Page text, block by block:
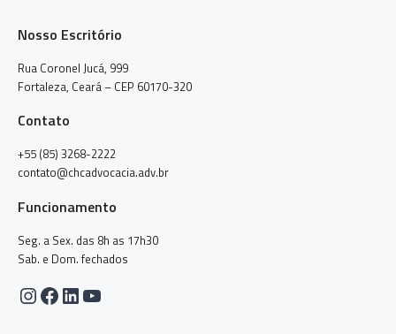
Nosso Escritório
Rua Coronel Jucá, 999
Fortaleza, Ceará – CEP 60170-320
Contato
+55 (85) 3268-2222
contato@chcadvocacia.adv.br
Funcionamento
Seg. a Sex. das 8h as 17h30
Sab. e Dom. fechados
Instagram
Facebook
LinkedIn
Youtube